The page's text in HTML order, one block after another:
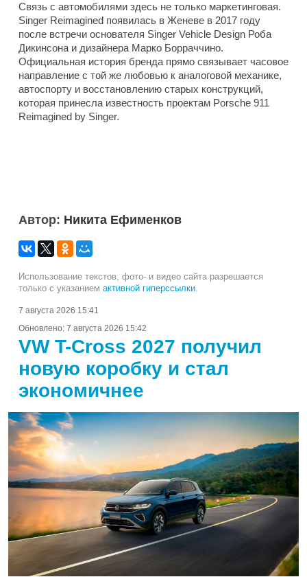
Связь с автомобилями здесь не только маркетинговая.
Singer Reimagined появилась в Женеве в 2017 году
после встречи основателя Singer Vehicle Design Роба
Дикинсона и дизайнера Марко Борраччино.
Официальная история бренда прямо связывает часовое
направление с той же любовью к аналоговой механике,
автоспорту и восстановлению старых конструкций,
которая принесла известность проектам Porsche 911
Reimagined by Singer.
Автор: Никита Ефименков
Использование текстов, фото- и видео сайта разрешается
только с указанием активной гиперссылки.
7 августа 2026 15:41
Обновлено: 7 августа 2026 15:42
VW T-Cross 2027 получил
новую коробку и стал
экономичнее